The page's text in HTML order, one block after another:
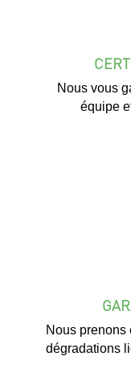
Nous vous
équipe
Nous prenons
dégradations